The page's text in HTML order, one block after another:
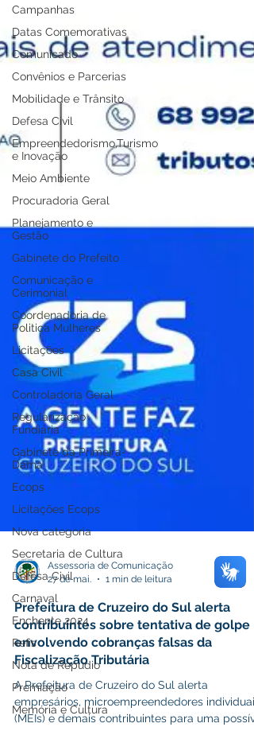
Campanhas
Datas Comemorativas
Comunicado
Convênios e Parcerias
Mobilidade e Trânsito
Defesa Civil
Empreendedorismo,Turismo
e Inovação
Meio Ambiente
Procuradoria Geral
Planejamento e
Gestão
Gabinete do Prefeito
Comunicação e
Cerimonial
Coordenadoria de
Politica Mulheres
Licitações
Casa Civil
Controladoria Geral
Regularização
Fundiária
Gabinete da Primeira-
Dama
Ecops
Licitações Ecops
Nova categoria
Secretaria de Cultura
Defesa Civil
Carnaval
Enchente 2024
Refis
Nota de Repúdio
Premiação
Memória e Cultura
27 de mai.
1 min de leitura
Prefeitura de Cruzeiro do Sul alerta
contribuintes sobre tentativa de golpe
envolvendo cobranças falsas da
Fiscalização Tributária
A Prefeitura de Cruzeiro do Sul alerta
empresários, microempreendedores individuais